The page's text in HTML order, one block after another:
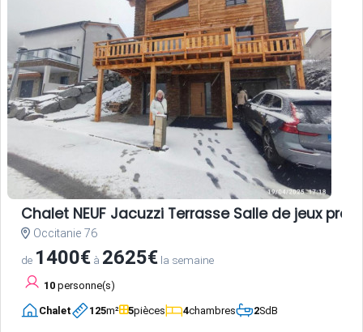
Chalet NEUF Jacuzzi Terrasse Salle de jeux
Occitanie 76
de 1400€ à 2625€ la semaine
10 personne(s)
Chalet 125m² 5pièces 4chambres 2SdB